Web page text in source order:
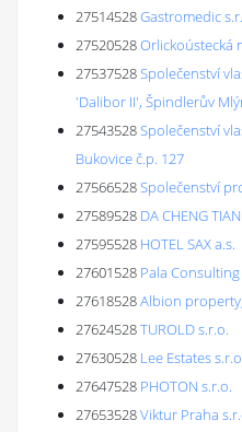
27514528Gastromedic
27520528Orlickoústecká
27537528Společenství
'Dalibor II', Špindlerův
27543528Společenství
Bukovice č.p. 127
27566528Společenství
27589528 DA CHENG
27595528 HOTEL SAX a.s.
27601528 Pala Consulting
27618528Albion
27624528TUROLD s.r.o.
27630528 Lee Estates
27647528 PHOTON s.r.o.
27653528Viktur Praha